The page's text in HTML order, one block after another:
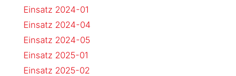
Einsatz 2024-01
Einsatz 2024-04
Einsatz 2024-05
Einsatz 2025-01
Einsatz 2025-02